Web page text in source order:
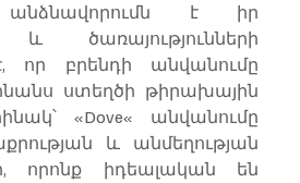
անձնավորումն է իր
ծառայությունների
որ բրենդի անվանումը
ստեղծի թիրախային
«Dove« անվանումը
և անմեղության
որոնք իդեալական են